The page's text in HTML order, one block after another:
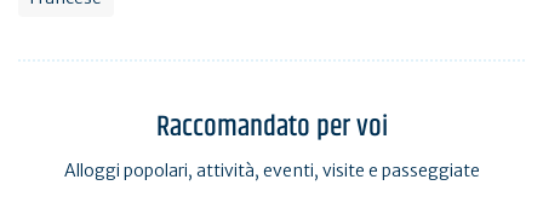
Raccomandato per voi
Alloggi popolari, attività, eventi, visite e passeggiate